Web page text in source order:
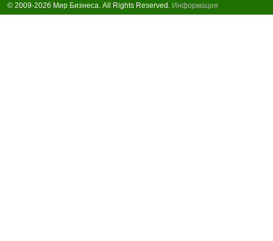
© 2009-2026 Мир Бизнеса. All Rights Reserved. Информация